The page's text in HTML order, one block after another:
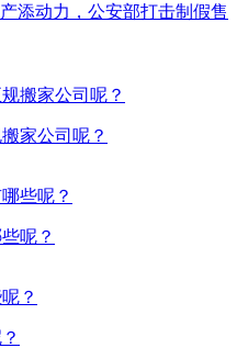
添动力，公安部打击制假售
家公司呢？
呢？